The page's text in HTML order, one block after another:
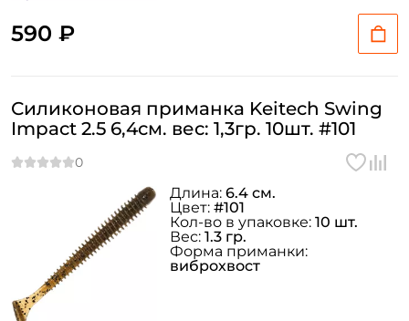
590 ₽
Силиконовая приманка Keitech Swing
Impact 2.5 6,4см. вес: 1,3гр. 10шт. #101
Длина: 6.4 см.
Цвет: #101
Кол-во в упаковке: 10 шт.
Вес: 1.3 гр.
Форма приманки:
виброхвост